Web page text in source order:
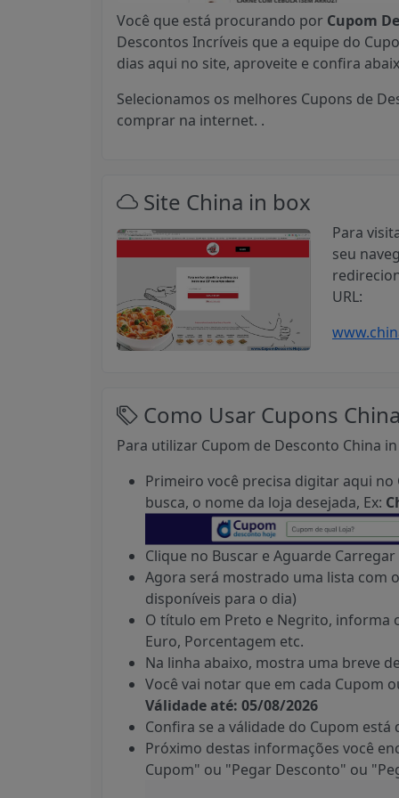
Você que está procurando por Cupom
Descontos Incríveis que a equipe do
dias aqui no site, aproveite e confira
Selecionamos os melhores Cupons de
comprar na internet. .
Site China in box
Para
seu
URL:
Como Usar Cupons
Para utilizar Cupom de Desconto China
Primeiro você precisa digitar aqui
busca, o nome da loja desejada, Ex:
Clique no Buscar e Aguarde
Agora será mostrado uma lista com
disponíveis para o dia)
O título em Preto e Negrito, informa
Euro, Porcentagem etc.
Na linha abaixo, mostra uma breve
Você vai notar que em cada Cupom
Válidade até: 05/08/2026
Confira se a válidade do Cupom
Próximo destas informações você
Cupom" ou "Pegar Desconto" ou